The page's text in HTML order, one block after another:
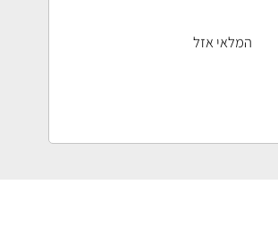
המלאי אזל